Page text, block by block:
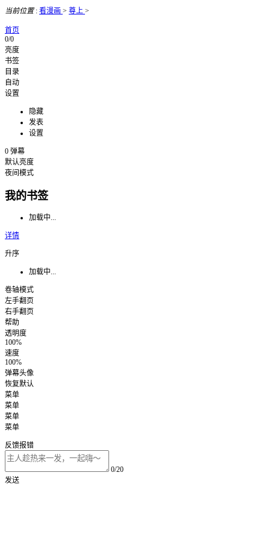
当前位置: 看漫画 > 尊上 >
首页
0/0
亮度
书签
目录
自动
设置
隐藏
发表
设置
0 弹幕
默认亮度
夜间模式
我的书签
加载中...
详情
升序
加载中...
卷轴模式
左手翻页
右手翻页
帮助
透明度
100%
速度
100%
弹幕头像
恢复默认
菜单
菜单
菜单
菜单
反馈报错
0/20
发送